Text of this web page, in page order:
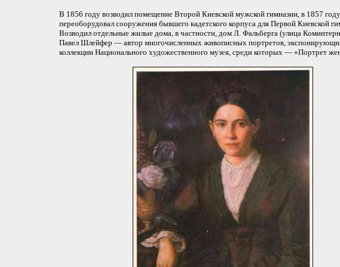
В 1856 году возводил помещение Второй Киевской мужской гимназии, в 1857
переоборудовал сооружения бывшего кадетского корпуса для Первой Киевской
Возводил отдельные жилые дома, в частности, дом Л. Фальберга (улица
Павел Шлейфер — автор многочисленных живописных портретов,
коллекции Национального художественного музея, среди которых — «Портрет